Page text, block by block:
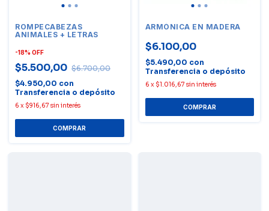
ROMPECABEZAS
ANIMALES + LETRAS
-18% OFF
$5.500,00 $6.700,00
$4.950,00 con
Transferencia o depósito
6 x $916,67 sin interés
ARMÓNICA EN MADERA
$6.100,00
$5.490,00 con
Transferencia o depósito
6 x $1.016,67 sin interés